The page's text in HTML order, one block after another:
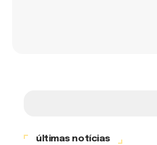
últimas notícias